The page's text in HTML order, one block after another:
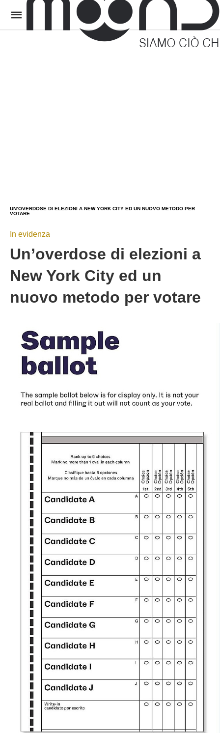
UN’OVERDOSE DI ELEZIONI A NEW YORK CITY ED UN NUOVO METODO PER
VOTARE
In evidenza
Un’overdose di elezioni a
New York City ed un
nuovo metodo per votare